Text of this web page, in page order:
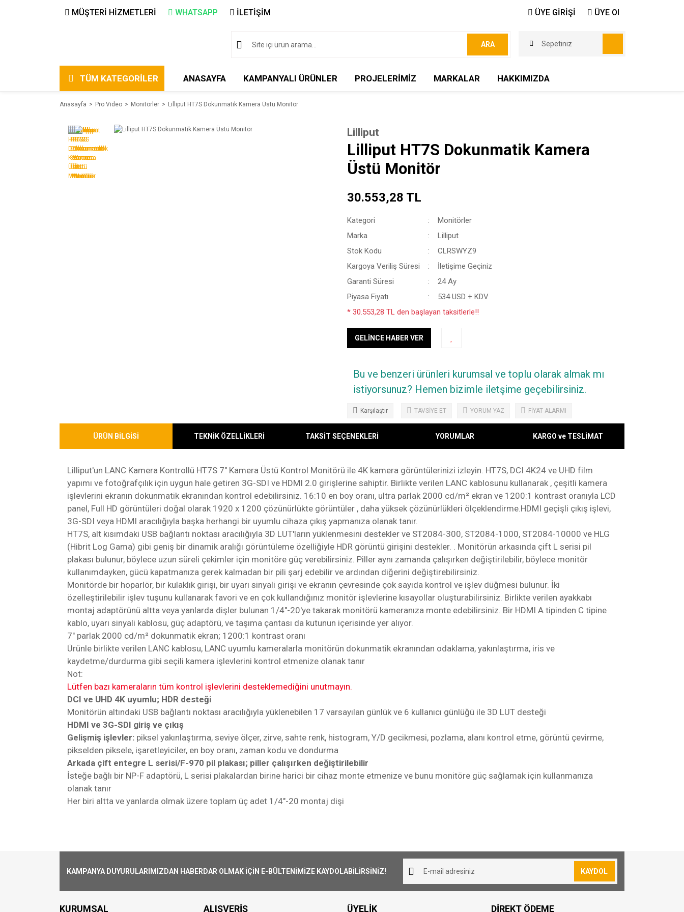
MÜŞTERİ HİZMETLERİ WHATSAPP İLETİŞİM ÜYE GİRİŞİ ÜYE Ol
ARA Sepetiniz
TÜM KATEGORİLER ANASAYFA KAMPANYALI ÜRÜNLER PROJELERİMİZ MARKALAR HAKKIMIZDA
Anasayfa Pro Video Monitörler Lilliput HT7S Dokunmatik Kamera Üstü Monitör
Lilliput
Lilliput HT7S Dokunmatik Kamera
Üstü Monitör
30.553,28 TL
Kategori
Monitörler
Marka
Lilliput
Stok Kodu
CLRSWYZ9
Kargoya Veriliş Süresi
İletişime Geçiniz
Garanti Süresi
24 Ay
Piyasa Fiyatı
534 USD + KDV
* 30.553,28 TL den başlayan taksitlerle!!
GELİNCE HABER VER
Bu ve benzeri ürünleri kurumsal ve toplu olarak almak mı
istiyorsunuz? Hemen bizimle iletşime geçebilirsiniz.
Karşılaştır TAVSİYE ET YORUM YAZ FİYAT ALARMI
ÜRÜN BİLGİSİ TEKNİK ÖZELLİKLERİ TAKSİT SEÇENEKLERİ YORUMLAR KARGO ve TESLİMAT
Lilliput'un LANC Kamera Kontrollü HT7S 7" Kamera Üstü Kontrol Monitörü ile 4K kamera görüntülerinizi izleyin. HT7S, DCI 4K24 ve UHD film
yapımı ve fotoğrafçılık için uygun hale getiren 3G-SDI ve HDMI 2.0 girişlerine sahiptir. Birlikte verilen LANC kablosunu kullanarak , çeşitli kamera
işlevlerini ekranın dokunmatik ekranından kontrol edebilirsiniz. 16:10 en boy oranı, ultra parlak 2000 cd/m² ekran ve 1200:1 kontrast oranıyla LCD
panel, Full HD görüntüleri doğal olarak 1920 x 1200 çözünürlükte görüntüler , daha yüksek çözünürlükleri ölçeklendirme.HDMI geçişli çıkış işlevi,
3G-SDI veya HDMI aracılığıyla başka herhangi bir uyumlu cihaza çıkış yapmanıza olanak tanır.
HT7S, alt kısımdaki USB bağlantı noktası aracılığıyla 3D LUT'ların yüklenmesini destekler ve ST2084-300, ST2084-1000, ST2084-10000 ve HLG
(Hibrit Log Gama) gibi geniş bir dinamik aralığı görüntüleme özelliğiyle HDR görüntü girişini destekler. . Monitörün arkasında çift L serisi pil
plakası bulunur, böylece uzun süreli çekimler için monitöre güç verebilirsiniz. Piller aynı zamanda çalışırken değiştirilebilir, böylece monitör
kullanımdayken, gücü kapatmanıza gerek kalmadan bir pili şarj edebilir ve ardından diğerini değiştirebilirsiniz.
Monitörde bir hoparlör, bir kulaklık girişi, bir uyarı sinyali girişi ve ekranın çevresinde çok sayıda kontrol ve işlev düğmesi bulunur. İki
özelleştirilebilir işlev tuşunu kullanarak favori ve en çok kullandığınız monitör işlevlerine kısayollar oluşturabilirsiniz. Birlikte verilen ayakkabı
montaj adaptörünü altta veya yanlarda dişler bulunan 1/4"-20'ye takarak monitörü kameranıza monte edebilirsiniz. Bir HDMI A tipinden C tipine
kablo, uyarı sinyali kablosu, güç adaptörü, ve taşıma çantası da kutunun içerisinde yer alıyor.
7" parlak 2000 cd/m² dokunmatik ekran; 1200:1 kontrast oranı
Ürünle birlikte verilen LANC kablosu, LANC uyumlu kameralarla monitörün dokunmatik ekranından odaklama, yakınlaştırma, iris ve
kaydetme/durdurma gibi seçili kamera işlevlerini kontrol etmenize olanak tanır
Not:
Lütfen bazı kameraların tüm kontrol işlevlerini desteklemediğini unutmayın.
DCI ve UHD 4K uyumlu; HDR desteği
Monitörün altındaki USB bağlantı noktası aracılığıyla yüklenebilen 17 varsayılan günlük ve 6 kullanıcı günlüğü ile 3D LUT desteği
HDMI ve 3G-SDI giriş ve çıkış
Gelişmiş işlevler: piksel yakınlaştırma, seviye ölçer, zirve, sahte renk, histogram, Y/D gecikmesi, pozlama, alanı kontrol etme, görüntü çevirme,
pikselden piksele, işaretleyiciler, en boy oranı, zaman kodu ve dondurma
Arkada çift entegre L serisi/F-970 pil plakası; piller çalışırken değiştirilebilir
İsteğe bağlı bir NP-F adaptörü, L serisi plakalardan birine harici bir cihaz monte etmenize ve bunu monitöre güç sağlamak için kullanmanıza
olanak tanır
Her biri altta ve yanlarda olmak üzere toplam üç adet 1/4"-20 montaj dişi
Yorum Yaz
Panel Tipi IPS-Tipi LCD
Ekran Büyüklüğü 7.0" / 17.8 cm
Çözünürlük 1920 x 1200
KAMPANYA DUYURULARIMIZDAN HABERDAR OLMAK İÇİN E-BÜLTENİMİZE KAYDOLABİLİRSİNİZ! KAYDOL
KURUMSAL ALIŞVERİŞ ÜYELİK DİREKT ÖDEME